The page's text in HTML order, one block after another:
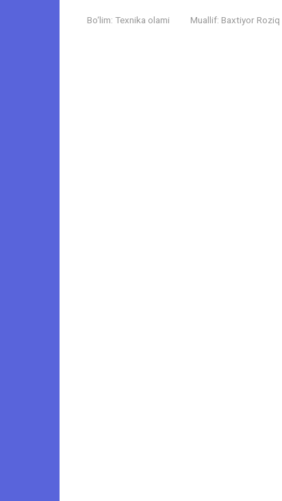
Bo‘lim: Texnika olami Muallif: Baxtiyor Roziq